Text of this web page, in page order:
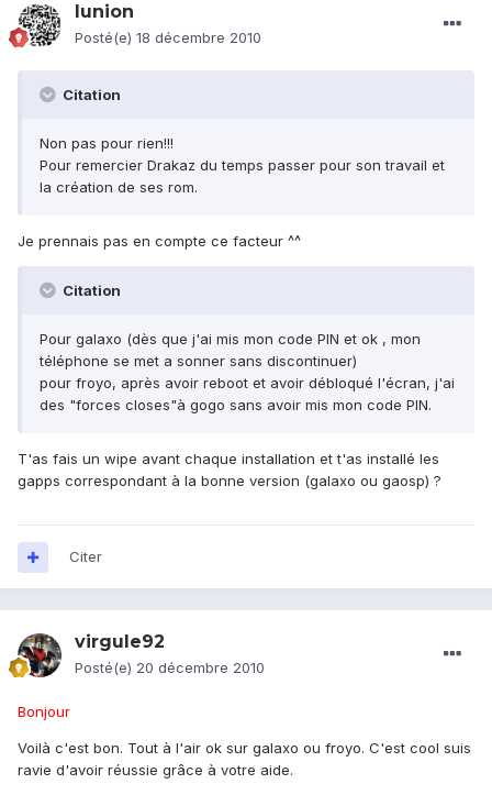
lunion
Posté(e) 18 décembre 2010
Citation
Non pas pour rien!!!
Pour remercier Drakaz du temps passer pour son travail et
la création de ses rom.
Je prennais pas en compte ce facteur ^^
Citation
Pour galaxo (dès que j'ai mis mon code PIN et ok , mon
téléphone se met a sonner sans discontinuer)
pour froyo, après avoir reboot et avoir débloqué l'écran, j'ai
des "forces closes"à gogo sans avoir mis mon code PIN.
T'as fais un wipe avant chaque installation et t'as installé les
gapps correspondant à la bonne version (galaxo ou gaosp) ?
Citer
virgule92
Posté(e) 20 décembre 2010
Bonjour
Voilà c'est bon. Tout à l'air ok sur galaxo ou froyo. C'est cool suis
ravie d'avoir réussie grâce à votre aide.